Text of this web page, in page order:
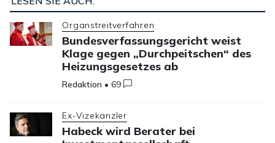
Organstreitverfahren
Bundesverfassungsgericht weist
Klage gegen „Durchpeitschen“ des
Heizungsgesetzes ab
Redaktion •69
Ex-Vizekanzler
Habeck wird Berater bei